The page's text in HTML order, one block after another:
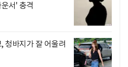
서' 충격
청바지가 잘 어울려